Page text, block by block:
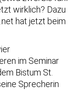
wirklich? Dazu
hat jetzt beim
im Seminar
Bistum St.
Sprecherin